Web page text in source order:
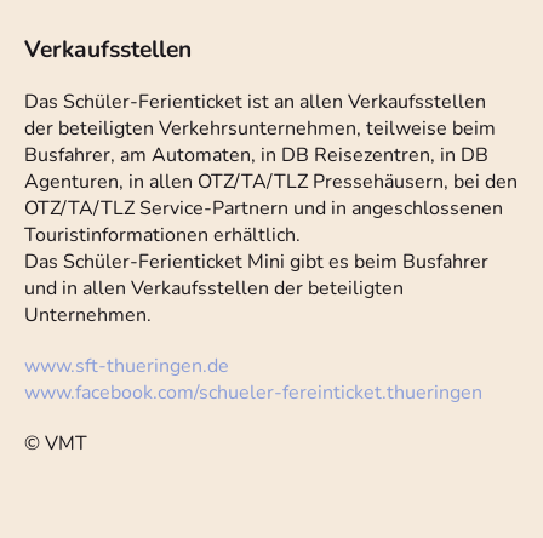
Verkaufsstellen
Das Schüler-Ferienticket ist an allen Verkaufsstellen
der beteiligten Verkehrsunternehmen, teilweise beim
Busfahrer, am Automaten, in DB Reisezentren, in DB
Agenturen, in allen OTZ/TA/TLZ Pressehäusern, bei den
OTZ/TA/TLZ Service-Partnern und in angeschlossenen
Touristinformationen erhältlich.
Das Schüler-Ferienticket Mini gibt es beim Busfahrer
und in allen Verkaufsstellen der beteiligten
Unternehmen.
www.sft-thueringen.de
www.facebook.com/schueler-fereinticket.thueringen
© VMT